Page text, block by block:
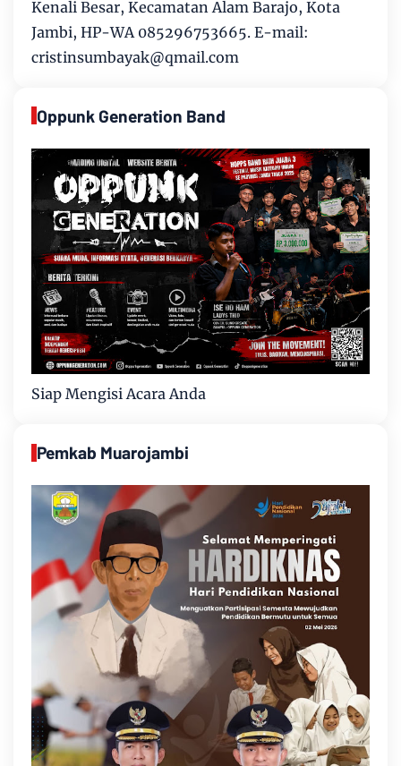
Kenali Besar, Kecamatan Alam Barajo, Kota
Jambi, HP-WA 085296753665. E-mail:
cristinsumbayak@qmail.com
Oppunk Generation Band
Siap Mengisi Acara Anda
Pemkab Muarojambi